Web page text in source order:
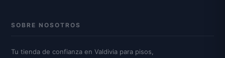
SOBRE NOSOTROS
Tu tienda de confianza en Valdivia para pisos,